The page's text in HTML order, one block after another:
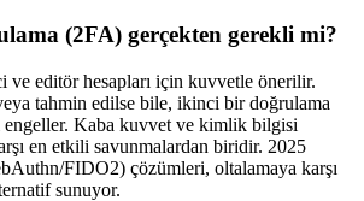
(2FA) gerçekten gerekli mi?
ve editör hesapları için kuvvetle önerilir.
tahmin edilse bile, ikinci bir doğrulama
Kaba kuvvet ve kimlik bilgisi
karşı en etkili savunmalardan biridir. 2025
FIDO2) çözümleri, oltalamaya karşı
sunuyor.